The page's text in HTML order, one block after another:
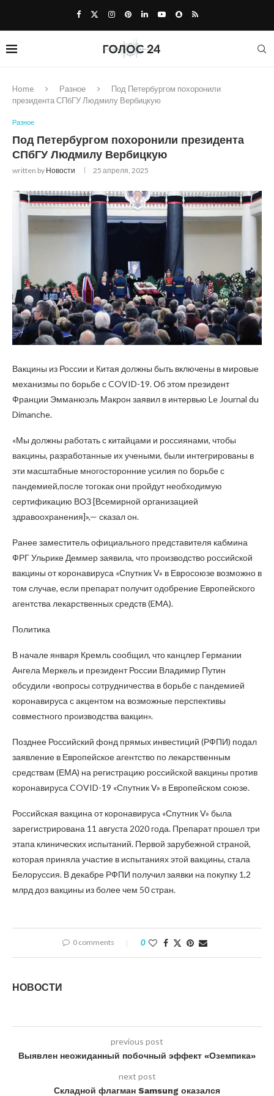
Home Разное
Под Петербургом похоронили
президента СПбГУ Людмилу Вербицкую
Разное
Под Петербургом похоронили президента
СПбГУ Людмилу Вербицкую
written by Новости 25 апреля, 2025
Вакцины из России и Китая должны быть включены в мировые
механизмы по борьбе с COVID-19. Об этом президент
Франции Эмманюэль Макрон заявил в интервью Le Journal du
Dimanche.
«Мы должны работать с китайцами и россиянами, чтобы
вакцины, разработанные их учеными, были интегрированы в
эти масштабные многосторонние усилия по борьбе с
пандемией,после тогокак они пройдут необходимую
сертификацию ВОЗ [Всемирной организацией
здравоохранения]»,— сказал он.
Ранее заместитель официального представителя кабмина
ФРГ Ульрике Деммер заявила, что производство российской
вакцины от коронавируса «Спутник V» в Евросоюзе возможно в
том случае, если препарат получит одобрение Европейского
агентства лекарственных средств (EMA).
Политика
В начале января Кремль сообщил, что канцлер Германии
Ангела Меркель и президент России Владимир Путин
обсудили «вопросы сотрудничества в борьбе с пандемией
коронавируса с акцентом на возможные перспективы
совместного производства вакцин».
Позднее Российский фонд прямых инвестиций (РФПИ) подал
заявление в Европейское агентство по лекарственным
средствам (ЕМА) на регистрацию российской вакцины против
коронавируса COVID-19 «Спутник V» в Европейском союзе.
Российская вакцина от коронавируса «Спутник V» была
зарегистрирована 11 августа 2020 года. Препарат прошел три
этапа клинических испытаний. Первой зарубежной страной,
которая приняла участие в испытаниях этой вакцины, стала
Белоруссия. В декабре РФПИ получил заявки на покупку 1,2
млрд доз вакцины из более чем 50 стран.
0 comments 0
НОВОСТИ
previous post
Выявлен неожиданный побочный эффект «Оземпика»
next post
Складной флагман Samsung оказался